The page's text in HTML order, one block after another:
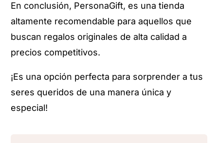
En conclusión, PersonaGift, es una tienda
altamente recomendable para aquellos que
buscan regalos originales de alta calidad a
precios competitivos.
¡Es una opción perfecta para sorprender a tus
seres queridos de una manera única y
especial!